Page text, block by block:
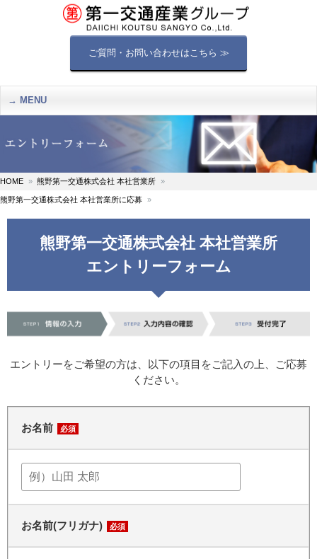
ご質問・お問い合わせはこちら ≫
MENU
HOME 熊野第一交通株式会社 本社営業所
熊野第一交通株式会社 本社営業所に応募
熊野第一交通株式会社 本社営業所
エントリーフォーム
エントリーをご希望の方は、以下の項目をご記入の上、ご応募
ください。
お名前 必須
お名前(フリガナ) 必須